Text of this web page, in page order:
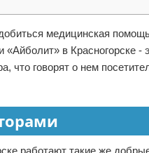
медицинская
«Айболит» в Красногорске
что говорят о нем
работают такие же